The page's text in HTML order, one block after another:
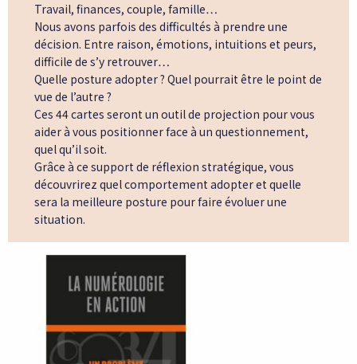
Travail, finances, couple, famille…
Nous avons parfois des difficultés à prendre une
décision. Entre raison, émotions, intuitions et peurs,
difficile de s’y retrouver…
Quelle posture adopter ? Quel pourrait être le point de
vue de l’autre ?
Ces 44 cartes seront un outil de projection pour vous
aider à vous positionner face à un questionnement,
quel qu’il soit.
Grâce à ce support de réflexion stratégique, vous
découvrirez quel comportement adopter et quelle
sera la meilleure posture pour faire évoluer une
situation.